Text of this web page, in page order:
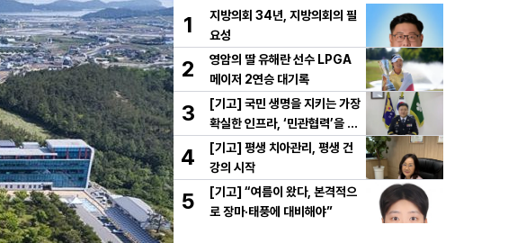
1
지방의회 34년, 지방의회의 필
요성
2
영암의 딸 유해란 선수 LPGA
메이저 2연승 대기록
3
[기고] 국민 생명을 지키는 가장
확실한 인프라, ‘민관협력’을 공
고히
4
[기고] 평생 치아관리, 평생 건
강의 시작
5
[기고] “여름이 왔다, 본격적으
로 장마·태풍에 대비해야”